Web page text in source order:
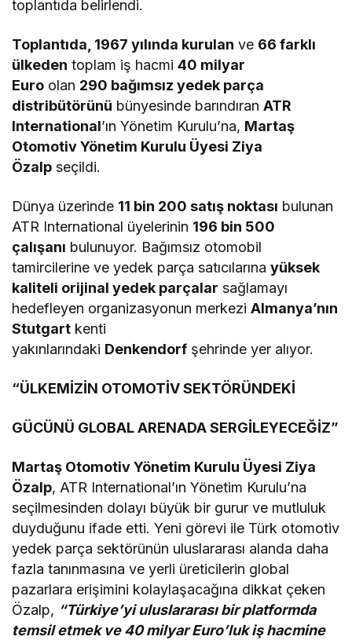
toplantıda belirlendi.
Toplantıda, 1967 yılında kurulan ve 66 farklı
ülkeden toplam iş hacmi40 milyar
Euro olan 290 bağımsız yedek parça
distribütörünü bünyesinde barındıranATR
International’ın Yönetim Kurulu’na, Martaş
Otomotiv Yönetim Kurulu Üyesi Ziya
Özalp seçildi.
Dünya üzerinde 11 bin 200 satış noktası bulunan
ATR International üyelerinin 196 bin 500
çalışanı bulunuyor. Bağımsız otomobil
tamircilerine ve yedek parça satıcılarınayüksek
kaliteli orijinal yedek parçalar sağlamayı
hedefleyen organizasyonun merkeziAlmanya’nın
Stutgart kenti
yakınlarındaki Denkendorf şehrinde yer alıyor.
“ÜLKEMİZİN OTOMOTİV SEKTÖRÜNDEKİ
GÜCÜNÜ GLOBAL ARENADA SERGİLEYECEĞİZ”
Martaş Otomotiv Yönetim Kurulu Üyesi Ziya
Özalp, ATR International’ın Yönetim Kurulu’na
seçilmesinden dolayı büyük bir gurur ve mutluluk
duyduğunu ifade etti. Yeni görevi ile Türk otomotiv
yedek parça sektörünün uluslararası alanda daha
fazla tanınmasına ve yerli üreticilerin global
pazarlara erişimini kolaylaşacağına dikkat çeken
Özalp, “Türkiye’yi uluslararası bir platformda
temsil etmek ve 40 milyar Euro’luk iş hacmine